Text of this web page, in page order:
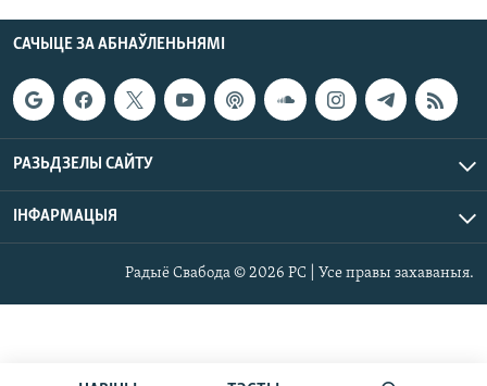
САЧЫЦЕ ЗА АБНАЎЛЕНЬНЯМІ
РАЗЬДЗЕЛЫ САЙТУ
ІНФАРМАЦЫЯ
Радыё Свабода © 2026 РС | Усе правы захаваныя.